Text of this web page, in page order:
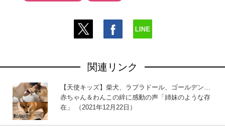
関連リンク
【天使キッズ】柴犬、ラブラドール、ゴールデン…
赤ちゃん＆わんこの絆に感動の声「姉妹のような存
在」 （2021年12月22日）